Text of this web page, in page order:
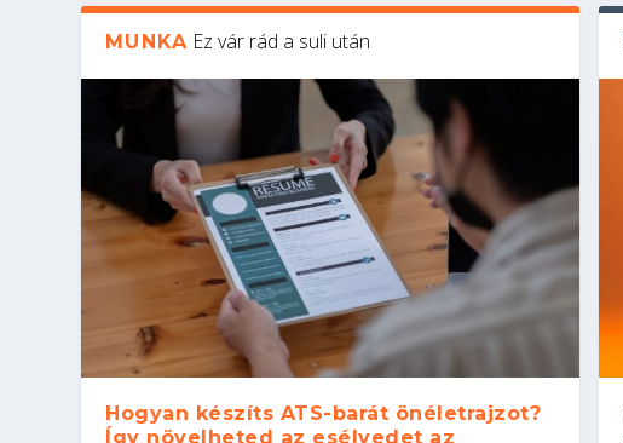
MUNKA Ez vár rád a suli után
Hogyan készíts ATS-barát önéletrajzot?
Így növelheted az esélyedet az